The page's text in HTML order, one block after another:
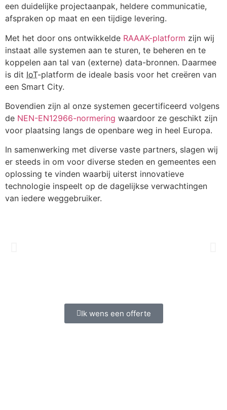
een duidelijke projectaanpak, heldere communicatie,
afspraken op maat en een tijdige levering.
Met het door ons ontwikkelde RAAAK-platform zijn wij
instaat alle systemen aan te sturen, te beheren en te
koppelen aan tal van (externe) data-bronnen. Daarmee
is dit IoT-platform de ideale basis voor het creëren van
een Smart City.
Bovendien zijn al onze systemen gecertificeerd volgens
de NEN-EN12966-normering waardoor ze geschikt zijn
voor plaatsing langs de openbare weg in heel Europa.
In samenwerking met diverse vaste partners, slagen wij
er steeds in om voor diverse steden en gemeentes een
oplossing te vinden waarbij uiterst innovatieve
technologie inspeelt op de dagelijkse verwachtingen
van iedere weggebruiker.
Ik wens een offerte